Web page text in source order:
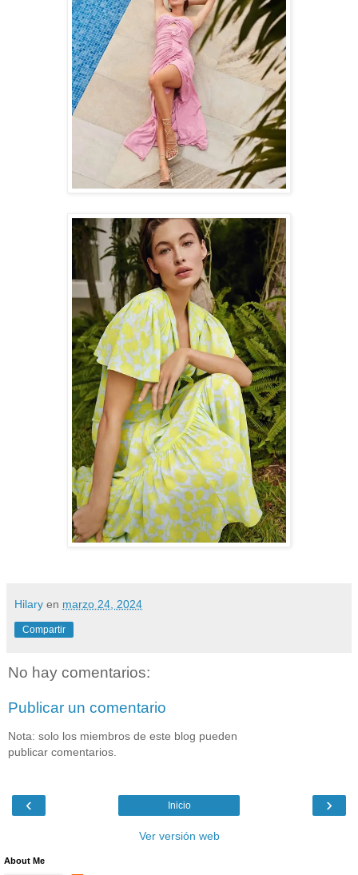
Hilary en marzo 24, 2024
Compartir
No hay comentarios:
Publicar un comentario
Nota: solo los miembros de este blog pueden
publicar comentarios.
‹ ›
Inicio
Ver versión web
About Me